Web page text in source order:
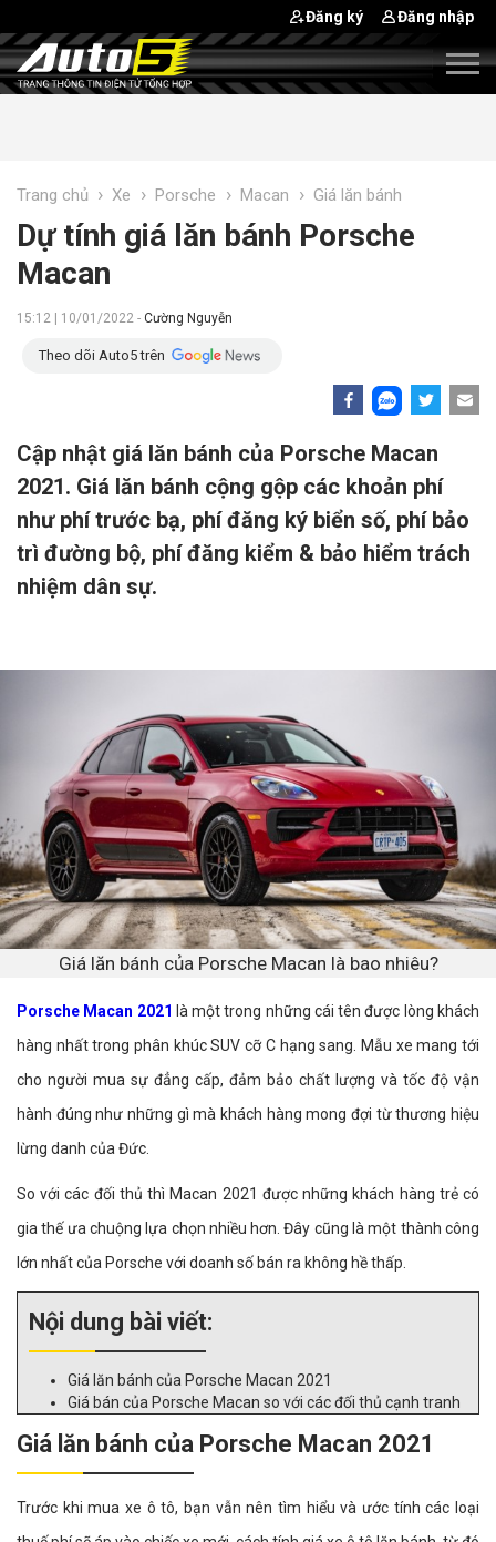
Đăng ký Đăng nhập
Trang chủ › Xe › Porsche › Macan › Giá lăn bánh
Dự tính giá lăn bánh Porsche
Macan
15:12 | 10/01/2022 - Cường Nguyễn
Theo dõi Auto5 trên
Cập nhật giá lăn bánh của Porsche Macan
2021. Giá lăn bánh cộng gộp các khoản phí
như phí trước bạ, phí đăng ký biển số, phí bảo
trì đường bộ, phí đăng kiểm & bảo hiểm trách
nhiệm dân sự.
Giá lăn bánh của Porsche Macan là bao nhiêu?
Porsche Macan 2021 là một trong những cái tên được lòng khách
hàng nhất trong phân khúc SUV cỡ C hạng sang. Mẫu xe mang tới
cho người mua sự đẳng cấp, đảm bảo chất lượng và tốc độ vận
hành đúng như những gì mà khách hàng mong đợi từ thương hiệu
lừng danh của Đức.
So với các đối thủ thì Macan 2021 được những khách hàng trẻ có
gia thế ưa chuộng lựa chọn nhiều hơn. Đây cũng là một thành công
lớn nhất của Porsche với doanh số bán ra không hề thấp.
Nội dung bài viết:
Giá lăn bánh của Porsche Macan 2021
Giá bán của Porsche Macan so với các đối thủ cạnh tranh
Giá lăn bánh của Porsche Macan 2021
Trước khi mua xe ô tô, bạn vẫn nên tìm hiểu và ước tính các loại